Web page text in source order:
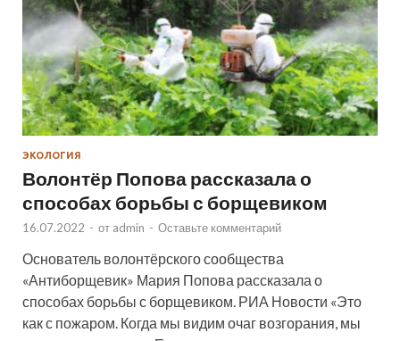
ЭКОЛОГИЯ
Волонтёр Попова рассказала о
способах борьбы с борщевиком
16.07.2022 - от admin - Оставьте комментарий
Основатель волонтёрского сообщества
«Антиборщевик» Мария Попова рассказала о
способах борьбы с борщевиком. РИА Новости «Это
как с пожаром. Когда мы видим очаг возгорания, мы